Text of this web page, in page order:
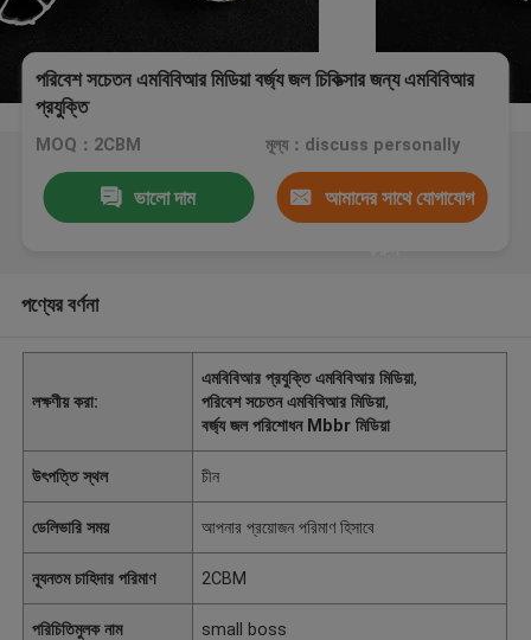
পরিবেশ সচেতন এমবিবিআর মিডিয়া বর্জ্য জল চিকিত্সার জন্য এমবিবিআর
প্রযুক্তি
MOQ：2CBM মূল্য：discuss personally
ভালো দাম আমাদের সাথে যোগাযোগ
পণ্যের বর্ণনা
লক্ষণীয় করা:
এমবিবিআর প্রযুক্তি এমবিবিআর মিডিয়া,
পরিবেশ সচেতন এমবিবিআর মিডিয়া,
বর্জ্য জল পরিশোধন Mbbr মিডিয়া
উৎপত্তি স্থল চীন
ডেলিভারি সময় আপনার প্রয়োজন পরিমাণ হিসাবে
ন্যূনতম চাহিদার পরিমাণ 2CBM
পরিচিতিমুলক নাম small boss